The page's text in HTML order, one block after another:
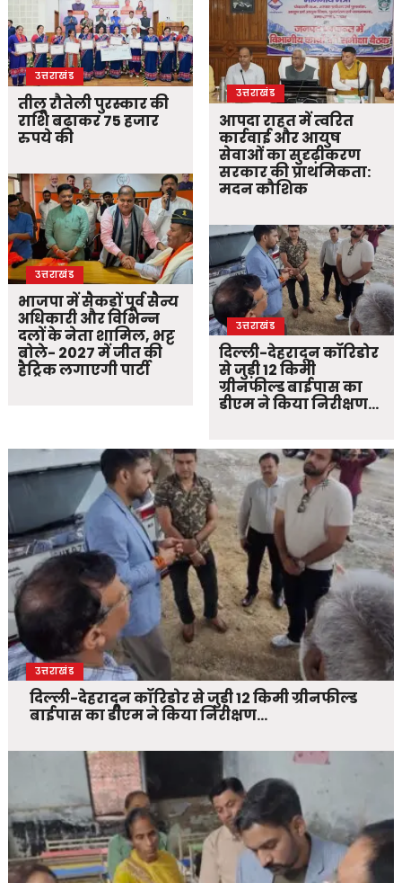
उत्तराखंड
तीलू रौतेली पुरस्कार की
राशि बढ़ाकर 75 हजार
रुपये की
उत्तराखंड
भाजपा में सैकड़ों पूर्व सैन्य
अधिकारी और विभिन्न
दलों के नेता शामिल, भट्ट
बोले- 2027 में जीत की
हैट्रिक लगाएगी पार्टी
उत्तराखंड
आपदा राहत में त्वरित
कार्रवाई और आयुष
सेवाओं का सुदृढ़ीकरण
सरकार की प्राथमिकता:
मदन कौशिक
उत्तराखंड
दिल्ली-देहरादून कॉरिडोर
से जुड़ी 12 किमी
ग्रीनफील्ड बाईपास का
डीएम ने किया निरीक्षण…
उत्तराखंड
दिल्ली-देहरादून कॉरिडोर से जुड़ी 12 किमी ग्रीनफील्ड
बाईपास का डीएम ने किया निरीक्षण…